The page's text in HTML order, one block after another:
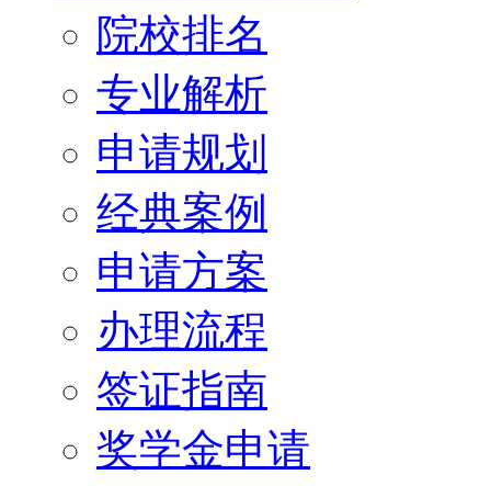
院校排名
专业解析
申请规划
经典案例
申请方案
办理流程
签证指南
奖学金申请